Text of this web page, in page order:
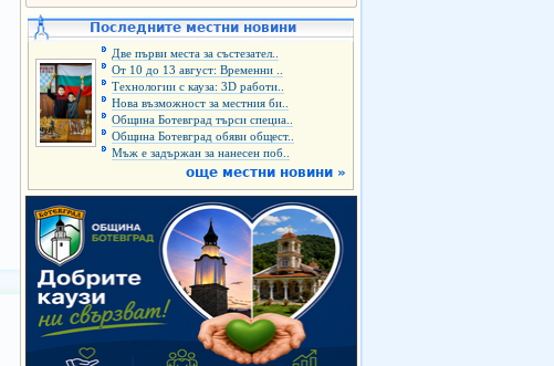
Последните местни новини
Две първи места за състезател..
От 10 до 13 август: Временни ..
Технологии с кауза: 3D работи..
Нова възможност за местния би..
Община Ботевград търси специа..
Община Ботевград обяви общест..
Мъж е задържан за нанесен поб..
още местни новини »